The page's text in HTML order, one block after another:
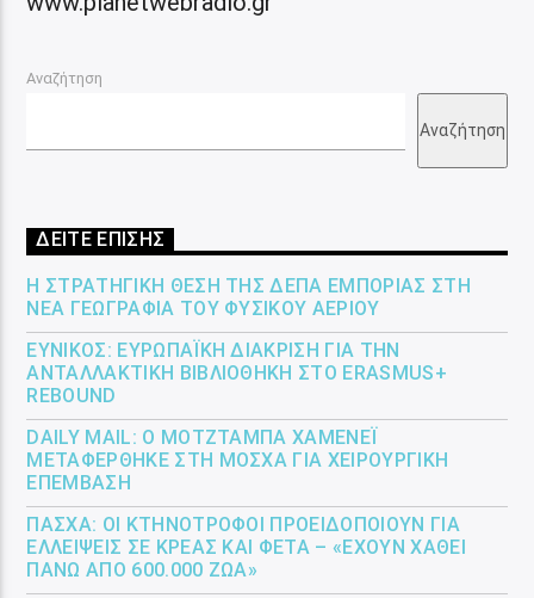
Αναζήτηση
Αναζήτηση
ΔΕΙΤΕ ΕΠΙΣΗΣ
Η ΣΤΡΑΤΗΓΙΚΉ ΘΈΣΗ ΤΗΣ ΔΕΠΑ ΕΜΠΟΡΊΑΣ ΣΤΗ
ΝΈΑ ΓΕΩΓΡΑΦΊΑ ΤΟΥ ΦΥΣΙΚΟΎ ΑΕΡΊΟΥ
ΕΎΝΙΚΟΣ: ΕΥΡΩΠΑΪΚΉ ΔΙΆΚΡΙΣΗ ΓΙΑ ΤΗΝ
ΑΝΤΑΛΛΑΚΤΙΚΉ ΒΙΒΛΙΟΘΉΚΗ ΣΤΟ ERASMUS+
REBOUND
DAILY MAIL: Ο ΜΟΤΖΤΆΜΠΑ ΧΑΜΕΝΕΪ́
ΜΕΤΑΦΈΡΘΗΚΕ ΣΤΗ ΜΌΣΧΑ ΓΙΑ ΧΕΙΡΟΥΡΓΙΚΉ
ΕΠΈΜΒΑΣΗ
ΠΆΣΧΑ: ΟΙ ΚΤΗΝΟΤΡΌΦΟΙ ΠΡΟΕΙΔΟΠΟΙΟΎΝ ΓΙΑ
ΕΛΛΕΊΨΕΙΣ ΣΕ ΚΡΈΑΣ ΚΑΙ ΦΈΤΑ – «ΈΧΟΥΝ ΧΑΘΕΊ
ΠΆΝΩ ΑΠΌ 600.000 ΖΏΑ»